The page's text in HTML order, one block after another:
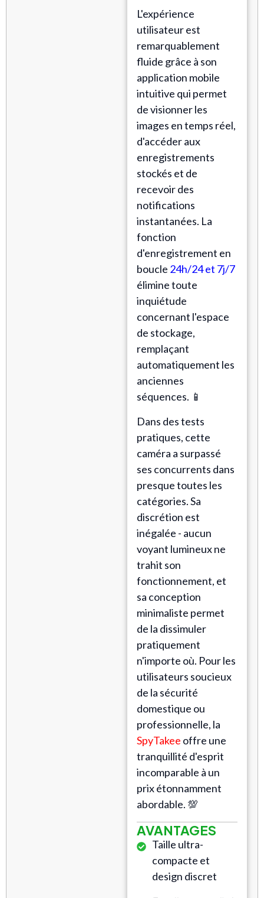
L'expérience
utilisateur est
remarquablement
fluide grâce à son
application mobile
intuitive qui permet
de visionner les
images en temps réel,
d'accéder aux
enregistrements
stockés et de
recevoir des
notifications
instantanées. La
fonction
d'enregistrement en
boucle 24h/24 et 7j/7
élimine toute
inquiétude
concernant l'espace
de stockage,
remplaçant
automatiquement les
anciennes
séquences. 📱
Dans des tests
pratiques, cette
caméra a surpassé
ses concurrents dans
presque toutes les
catégories. Sa
discrétion est
inégalée - aucun
voyant lumineux ne
trahit son
fonctionnement, et
sa conception
minimaliste permet
de la dissimuler
pratiquement
n'importe où. Pour les
utilisateurs soucieux
de la sécurité
domestique ou
professionnelle, la
SpyTakee offre une
tranquillité d'esprit
incomparable à un
prix étonnamment
abordable. 💯
AVANTAGES
Taille ultra-
compacte et
design discret